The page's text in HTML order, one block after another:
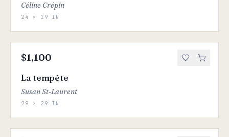
Céline Crépin
24 × 19 IN
$1,100
La tempête
Susan St-Laurent
29 × 29 IN